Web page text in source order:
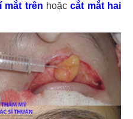
mắt trên hoặccắt mắt hai